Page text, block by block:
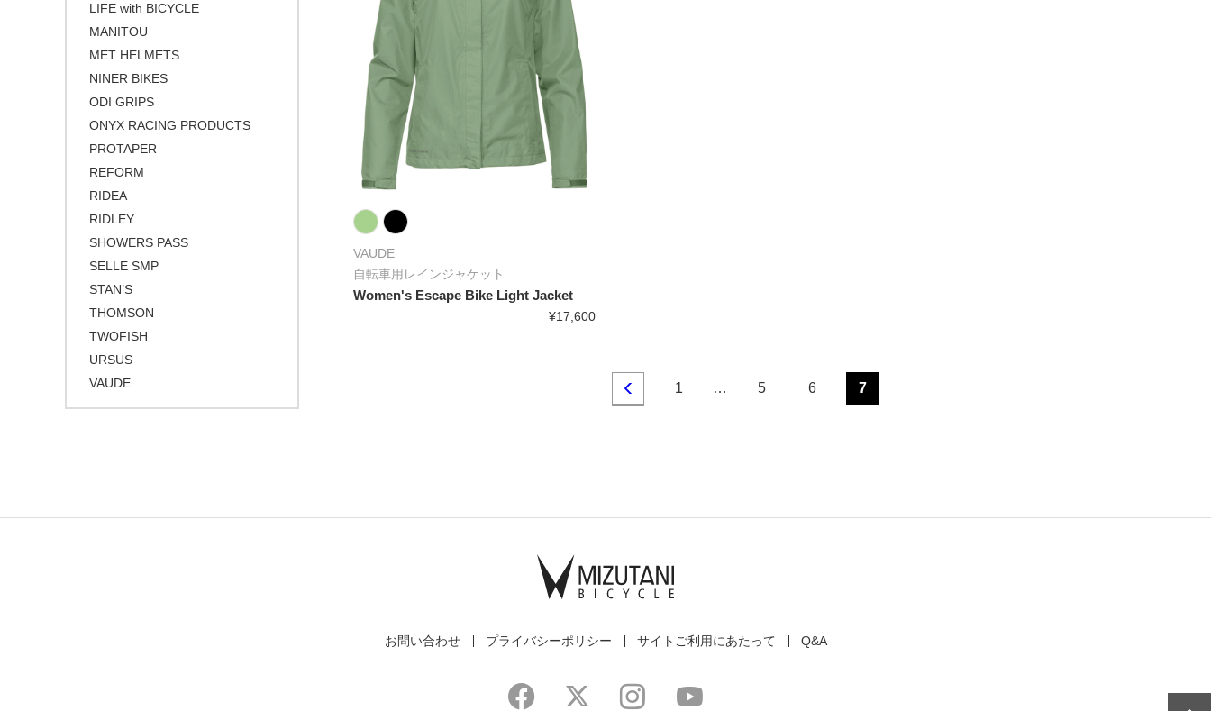
VAUDE
自転車用レインジャケット
Women's Escape Bike Light Jacket
¥17,600
1 … 5 6 7
ブロンズ
LIFE with BICYCLE
MANITOU
MET HELMETS
NINER BIKES
ODI GRIPS
ONYX RACING PRODUCTS
PROTAPER
REFORM
RIDEA
RIDLEY
SHOWERS PASS
SELLE SMP
STAN’S
THOMSON
TWOFISH
URSUS
VAUDE
お問い合わせ プライバシーポリシー サイトご利用にあたって Q&A